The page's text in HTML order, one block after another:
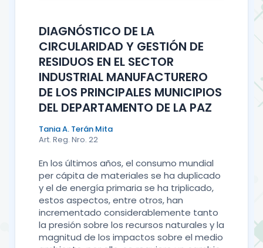
DIAGNÓSTICO DE LA
CIRCULARIDAD Y GESTIÓN DE
RESIDUOS EN EL SECTOR
INDUSTRIAL MANUFACTURERO
DE LOS PRINCIPALES MUNICIPIOS
DEL DEPARTAMENTO DE LA PAZ
Tania A. Terán Mita
Art. Reg. Nro. 22
En los últimos años, el consumo mundial
per cápita de materiales se ha duplicado
y el de energía primaria se ha triplicado,
estos aspectos, entre otros, han
incrementado considerablemente tanto
la presión sobre los recursos naturales y la
magnitud de los impactos sobre el medio